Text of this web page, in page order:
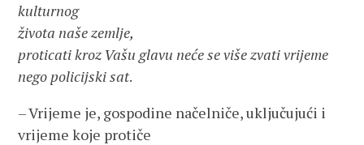
kulturnog
života naše zemlje,
proticati kroz Vašu glavu neće se više zvati vrijeme
nego policijski sat.
– Vrijeme je, gospodine načelniče, uključujući i
vrijeme koje protiče